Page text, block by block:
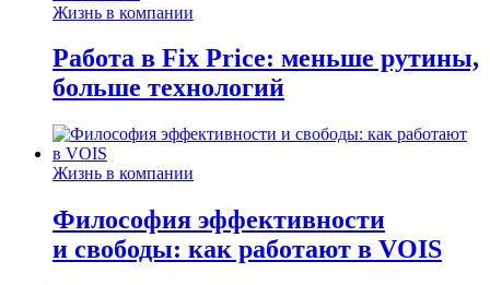
Жизнь в компании
Работа в Fix Price: меньше рутины,
больше технологий
Жизнь в компании
Философия эффективности
и свободы: как работают в VOIS